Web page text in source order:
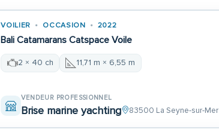
VOILIER OCCASION 2022
Bali Catamarans Catspace Voile
2 × 40 ch 11,71 m × 6,55 m
VENDEUR PROFESSIONNEL
Brise marine yachting 83500 La Seyne-sur-Mer